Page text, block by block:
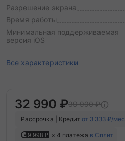
Разрешение экрана
Время работы
Минимальная поддерживаемая
версия iOS
Все характеристики
32 990 ₽39 990 ₽
Рассрочка | Кредит от 3 333 ₽/мес
9 998 ₽ × 4 платежа в Сплит